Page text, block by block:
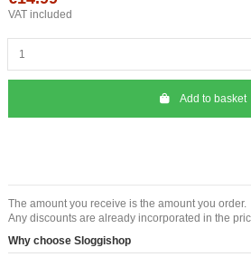
VAT included
Add to basket
The amount you receive is the amount you order.
Any discounts are already incorporated in the
Why choose Sloggishop